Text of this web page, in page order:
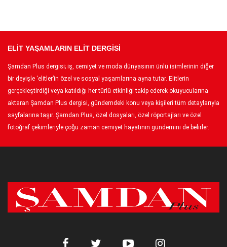
ELİT YAŞAMLARIN ELİT DERGİSİ
Şamdan Plus dergisi; iş, cemiyet ve moda dünyasının ünlü isimlerinin diğer
bir deyişle ‘elitler’in özel ve sosyal yaşamlarına ayna tutar. Elitlerin
gerçekleştirdiği veya katıldığı her türlü etkinliği takip ederek okuyucularına
aktaran Şamdan Plus dergisi, gündemdeki konu veya kişileri tüm detaylarıyla
sayfalarına taşır. Şamdan Plus, özel dosyaları, özel röportajları ve özel
fotoğraf çekimleriyle çoğu zaman cemiyet hayatının gündemini de belirler.